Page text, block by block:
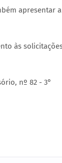
apresentar a
às
nº 82 - 3°